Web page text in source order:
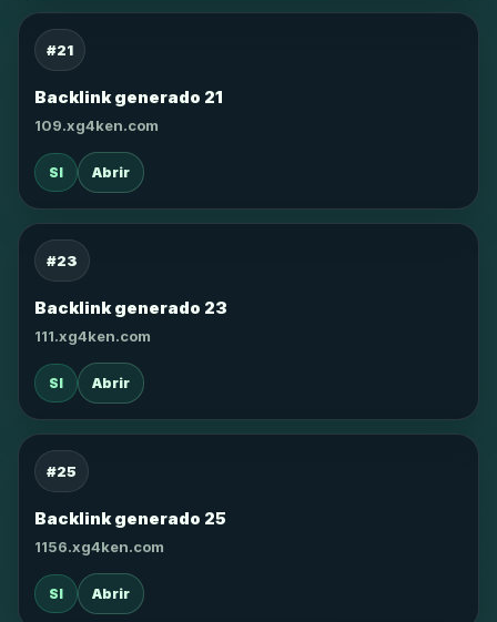
#21
Backlink generado 21
109.xg4ken.com
SI Abrir
#23
Backlink generado 23
111.xg4ken.com
SI Abrir
#25
Backlink generado 25
1156.xg4ken.com
SI Abrir